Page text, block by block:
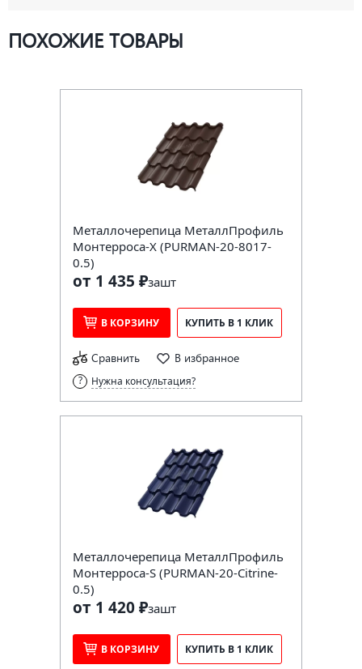
ПОХОЖИЕ ТОВАРЫ
Металлочерепица МеталлПрофиль
Монтерроса-X (PURMAN-20-8017-
0.5)
от 1 435 ₽зашт
В КОРЗИНУ КУПИТЬ В 1 КЛИК
Сравнить В избранное
Нужна консультация?
Металлочерепица МеталлПрофиль
Монтерроса-S (PURMAN-20-Citrine-
0.5)
от 1 420 ₽зашт
В КОРЗИНУ КУПИТЬ В 1 КЛИК